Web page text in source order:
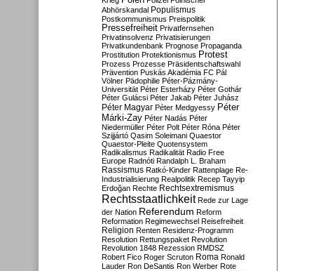
Abhörskandal Populismus
Postkommunismus Preispolitik
Pressefreiheit Privatfernsehen
Privatinsolvenz Privatisierungen
Privatkundenbank Prognose Propaganda
Prostitution Protektionismus Protest
Prozess Prozesse Präsidentschaftswahl
Prävention Puskás Akadémia FC Pál
Völner Pädophilie Péter-Pázmány-
Universität Péter Esterházy Péter Gothár
Péter Gulácsi Péter Jakab Péter Juhász
Péter Magyar Péter Medgyessy Péter
Márki-Zay Péter Nadás Péter
Niedermüller Péter Polt Péter Róna Péter
Szijjártó Qasim Soleimani Quaestor
Quaestor-Pleite Quotensystem
Radikalismus Radikalität Radio Free
Europe Radnóti Randalph L. Braham
Rassismus Ratkó-Kinder Rattenplage Re-
Industrialisierung Realpolitik Recep Tayyip
Erdoğan Rechte Rechtsextremismus
Rechtsstaatlichkeit Rede zur Lage
der Nation Referendum Reform
Reformation Regimewechsel Reisefreiheit
Religion Renten Residenz-Programm
Resolution Rettungspaket Revolution
Revolution 1848 Rezession RMDSZ
Robert Fico Roger Scruton Roma Ronald
Lauder Ron DeSantis Ron Werber Rote